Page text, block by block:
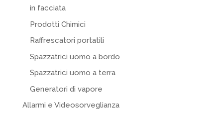
in facciata
Prodotti Chimici
Raffrescatori portatili
Spazzatrici uomo a bordo
Spazzatrici uomo a terra
Generatori di vapore
Allarmi e Videosorveglianza